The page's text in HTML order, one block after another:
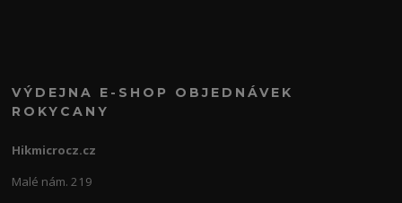
VÝDEJNA E-SHOP OBJEDNÁVEK
ROKYCANY
Hikmicrocz.cz
Malé nám. 219